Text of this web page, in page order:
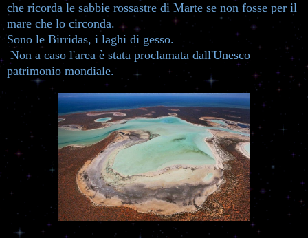
che ricorda le sabbie rossastre di Marte se non fosse per il
mare che lo circonda.
Sono le Birridas, i laghi di gesso.
Non a caso l'area è stata proclamata dall'Unesco
patrimonio mondiale.